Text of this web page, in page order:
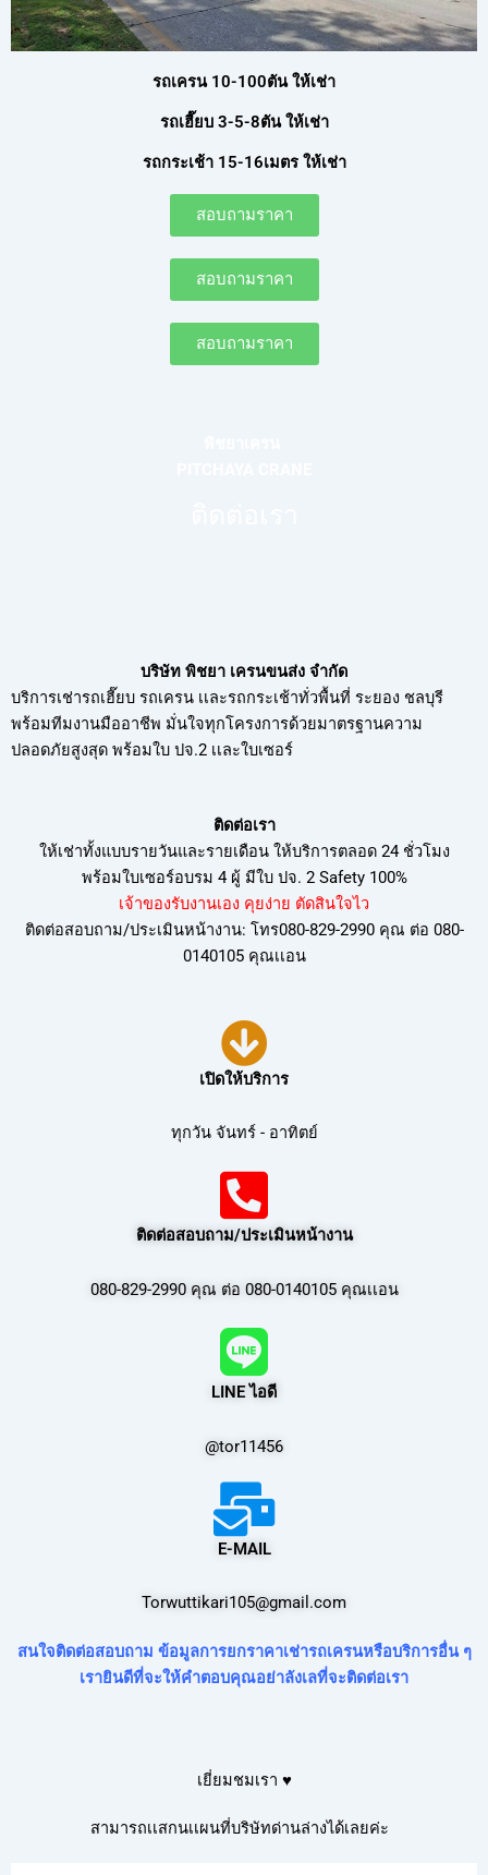
รถเครน 10-100ตัน ให้เช่า
รถเฮี๊ยบ 3-5-8ตัน ให้เช่า
รถกระเช้า 15-16เมตร ให้เช่า
สอบถามราคา
สอบถามราคา
สอบถามราคา
บริษัท พิชยา เครนขนส่ง จำกัด
บริการเช่ารถเฮี๊ยบ รถเครน เเละรถกระเช้าทั่วพื้นที่ ระยอง ชลบุรี
พร้อมทีมงานมืออาชีพ มั่นใจทุกโครงการด้วยมาตรฐานความ
ปลอดภัยสูงสุด พร้อมใบ ปจ.2 เเละใบเซอร์
ติดต่อเรา
ให้เช่าทั้งแบบรายวันและรายเดือน ให้บริการตลอด 24 ชั่วโมง
พร้อมใบเซอร์อบรม 4 ผู้ มีใบ ปจ. 2 Safety 100%
เจ้าของรับงานเอง คุยง่าย ตัดสินใจไว
ติดต่อสอบถาม/ประเมินหน้างาน: โทร080-829-2990 คุณ ต่อ 080-
0140105 คุณเเอน
เปิดให้บริการ
ทุกวัน จันทร์ - อาทิตย์
ติดต่อสอบถาม/ประเมินหน้างาน
080-829-2990 คุณ ต่อ 080-0140105 คุณเเอน
LINE ไอดี
@tor11456
E-MAIL
Torwuttikari105@gmail.com
สนใจติดต่อสอบถาม ข้อมูลการยกราคาเช่ารถเครนหรือบริการอื่น ๆ
เรายินดีที่จะให้คำตอบคุณอย่าลังเลที่จะติดต่อเรา
เยี่ยมชมเรา ♥
สามารถเเสกนเเผนที่บริษัทด่านล่างได้เลยค่ะ